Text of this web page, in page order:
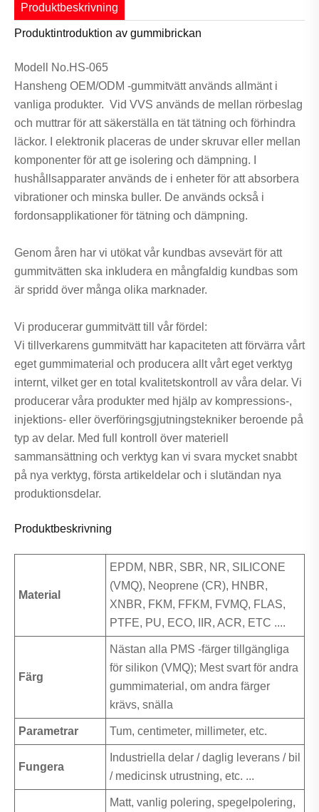
Produktbeskrivning
Produktintroduktion av gummibrickan
Modell No.HS-065
Hansheng OEM/ODM -gummitvätt används allmänt i
vanliga produkter. Vid VVS används de mellan rörbeslag
och muttrar för att säkerställa en tät tätning och förhindra
läckor. I elektronik placeras de under skruvar eller mellan
komponenter för att ge isolering och dämpning. I
hushållsapparater används de i enheter för att absorbera
vibrationer och minska buller. De används också i
fordonsapplikationer för tätning och dämpning.
Genom åren har vi utökat vår kundbas avsevärt för att
gummitvätten ska inkludera en mångfaldig kundbas som
är spridd över många olika marknader.
Vi producerar gummitvätt till vår fördel:
Vi tillverkarens gummitvätt har kapaciteten att förvärra vårt
eget gummimaterial och producera allt vårt eget verktyg
internt, vilket ger en total kvalitetskontroll av våra delar. Vi
producerar våra produkter med hjälp av kompressions-,
injektions- eller överföringsgjutningstekniker beroende på
typ av delar. Med full kontroll över materiell
sammansättning och verktyg kan vi svara mycket snabbt
på nya verktyg, första artikeldelar och i slutändan nya
produktionsdelar.
Produktbeskrivning
Material
EPDM, NBR, SBR, NR, SILICONE
(VMQ), Neoprene (CR), HNBR,
XNBR, FKM, FFKM, FVMQ, FLAS,
PTFE, PU, ​​ECO, IIR, ACR, ETC ....
Färg
Nästan alla PMS -färger tillgängliga
för silikon (VMQ); Mest svart för andra
gummimaterial, om andra färger
krävs, snälla
Parametrar Tum, centimeter, millimeter, etc.
Fungera
Industriella delar / daglig leverans / bil
/ medicinsk utrustning, etc. ...
Matt, vanlig polering, spegelpolering,